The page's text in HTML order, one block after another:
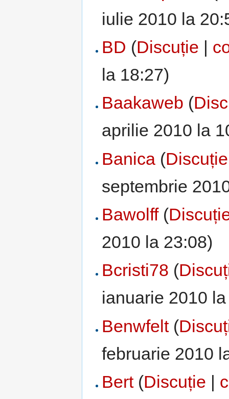
iulie 2010 la
BD (Discuție |
la 18:27)
Baakaweb (
aprilie 2010 la
Banica (Discuție
septembrie
Bawolff (
2010 la 23:08)
Bcristi78 (
ianuarie 2010
Benwfelt (
februarie 2010
Bert (Discuție |